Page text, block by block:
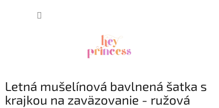
Letná mušelínová bavlnená šatka s
krajkou na zaväzovanie - ružová